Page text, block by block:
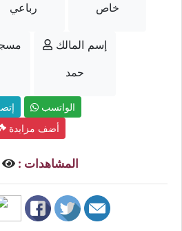
رباعي
خاص
إسم المالك
حمد
الواتسب
أضف مزايدة
المشاهدات :